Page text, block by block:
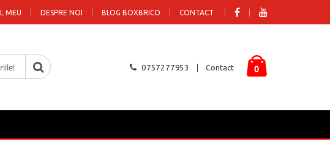
DESPRE NOI BLOG BOXBRICO CONTACT
MEU
0757277953 Contact 0